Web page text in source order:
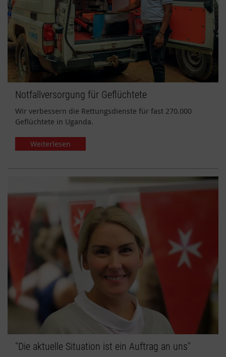
Notfallversorgung für Geflüchtete
Wir verbessern die Rettungsdienste für fast 270.000
Geflüchtete in Uganda.
Weiterlesen
"Die aktuelle Situation ist ein Auftrag an uns"